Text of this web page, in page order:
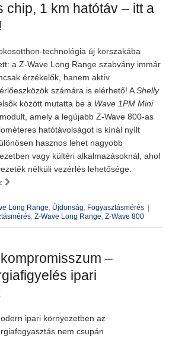
chip, 1 km hatótáv – itt a
technológia új korszakába
a Z-Wave Long Range szabvány immár
érzékelők, hanem aktív
számára is elérhető! AShelly
között mutatta be a Wave 1PM Mini
modult, amely a legújabb Z-Wave 800-as
hatótávolságot is kínál nyílt
hasznos lehet nagyobb
vagy kültéri alkalmazásoknál, ahol
nélküli vezérlés lehetősége.
Long Range, Újdonság, Fogyasztásmérés
, Z-Wave Long Range, Z-Wave 800
–
ipari
ipari környezetben az
nem csupán